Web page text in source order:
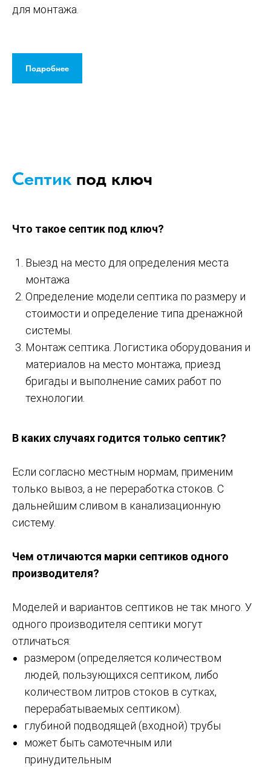
для монтажа.
Подробнее
Септик под ключ
Что такое септик под ключ?
Выезд на место для определения места
монтажа
Определение модели септика по размеру и
стоимости и определение типа дренажной
системы.
Монтаж септика. Логистика оборудования и
материалов на место монтажа, приезд
бригады и выполнение самих работ по
технологии.
В каких случаях годится только септик?
Если согласно местным нормам, применим
только вывоз, а не переработка стоков. С
дальнейшим сливом в канализационную
систему.
Чем отличаются марки септиков одного
производителя?
Моделей и вариантов септиков не так много. У
одного производителя септики могут
отличаться:
размером (определяется количеством
людей, пользующихся септиком, либо
количеством литров стоков в сутках,
перерабатываемых септиком).
глубиной подводящей (входной) трубы
может быть самотечным или
принудительным